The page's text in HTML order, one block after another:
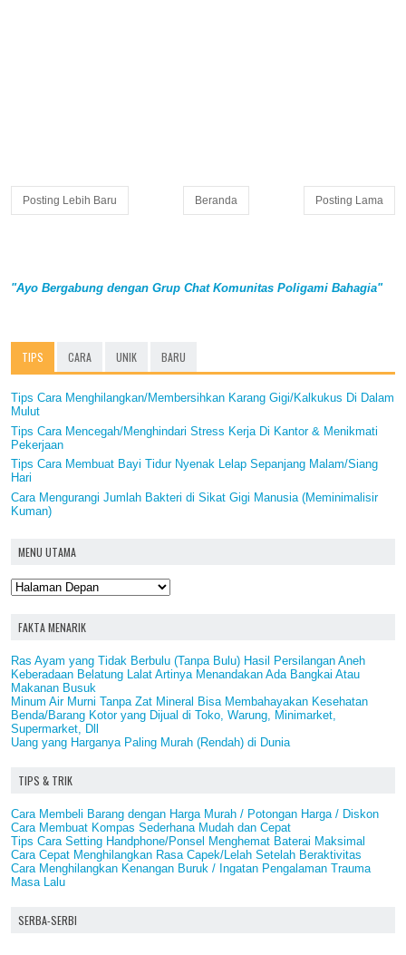
Posting Lebih Baru Posting Lama
Beranda
"Ayo Bergabung dengan Grup Chat Komunitas Poligami Bahagia"
TIPS CARA UNIK BARU
Tips Cara Menghilangkan/Membersihkan Karang Gigi/Kalkukus Di Dalam
Mulut
Tips Cara Mencegah/Menghindari Stress Kerja Di Kantor & Menikmati
Pekerjaan
Tips Cara Membuat Bayi Tidur Nyenak Lelap Sepanjang Malam/Siang
Hari
Cara Mengurangi Jumlah Bakteri di Sikat Gigi Manusia (Meminimalisir
Kuman)
MENU UTAMA
FAKTA MENARIK
Ras Ayam yang Tidak Berbulu (Tanpa Bulu) Hasil Persilangan Aneh
Keberadaan Belatung Lalat Artinya Menandakan Ada Bangkai Atau
Makanan Busuk
Minum Air Murni Tanpa Zat Mineral Bisa Membahayakan Kesehatan
Benda/Barang Kotor yang Dijual di Toko, Warung, Minimarket,
Supermarket, Dll
Uang yang Harganya Paling Murah (Rendah) di Dunia
TIPS & TRIK
Cara Membeli Barang dengan Harga Murah / Potongan Harga / Diskon
Cara Membuat Kompas Sederhana Mudah dan Cepat
Tips Cara Setting Handphone/Ponsel Menghemat Baterai Maksimal
Cara Cepat Menghilangkan Rasa Capek/Lelah Setelah Beraktivitas
Cara Menghilangkan Kenangan Buruk / Ingatan Pengalaman Trauma
Masa Lalu
SERBA-SERBI